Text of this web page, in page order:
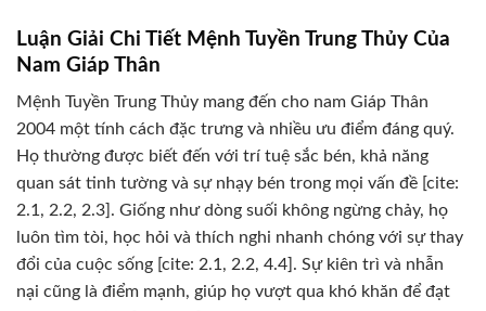
Luận Giải Chi Tiết Mệnh Tuyền Trung Thủy Của
Nam Giáp Thân
Mệnh Tuyền Trung Thủy mang đến cho nam Giáp Thân
2004 một tính cách đặc trưng và nhiều ưu điểm đáng quý.
Họ thường được biết đến với trí tuệ sắc bén, khả năng
quan sát tinh tường và sự nhạy bén trong mọi vấn đề [cite:
2.1, 2.2, 2.3]. Giống như dòng suối không ngừng chảy, họ
luôn tìm tòi, học hỏi và thích nghi nhanh chóng với sự thay
đổi của cuộc sống [cite: 2.1, 2.2, 4.4]. Sự kiên trì và nhẫn
nại cũng là điểm mạnh, giúp họ vượt qua khó khăn để đạt